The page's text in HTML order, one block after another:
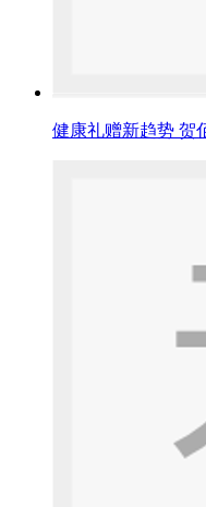
健康礼赠新趋势 贺